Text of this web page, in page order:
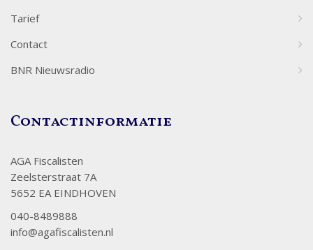
Tarief
Contact
BNR Nieuwsradio
Contactinformatie
AGA Fiscalisten
Zeelsterstraat 7A
5652 EA EINDHOVEN
040-8489888
info@agafiscalisten.nl